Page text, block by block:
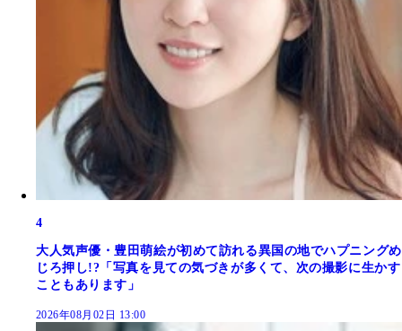
4
大人気声優・豊田萌絵が初めて訪れる異国の地でハプニングめ
じろ押し!?「写真を見ての気づきが多くて、次の撮影に生かす
こともあります」
2026年08月02日 13:00